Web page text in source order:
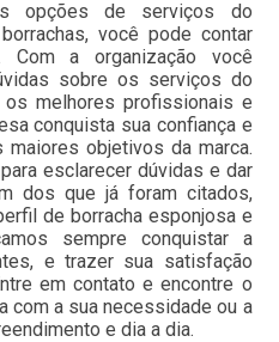
opções de serviços do
você pode contar
Com a organização você
sobre os serviços do
melhores profissionais e
conquista sua confiança e
objetivos da marca.
esclarecer dúvidas e dar
dos que já foram citados,
de borracha esponjosa e
sempre conquistar a
e trazer sua satisfação
em contato e encontre o
com a sua necessidade ou a
e dia a dia.